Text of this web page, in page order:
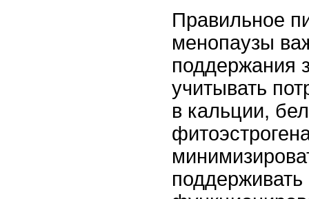
Правильное
менопаузы
поддержания
учитывать
в кальции,